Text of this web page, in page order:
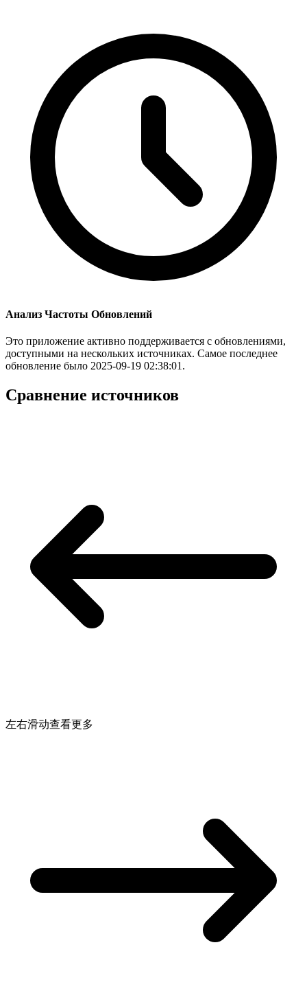
Анализ Частоты Обновлений
Это приложение активно поддерживается с обновлениями,
доступными на нескольких источниках. Самое последнее
обновление было 2025-09-19 02:38:01.
Сравнение источников
左右滑动查看更多